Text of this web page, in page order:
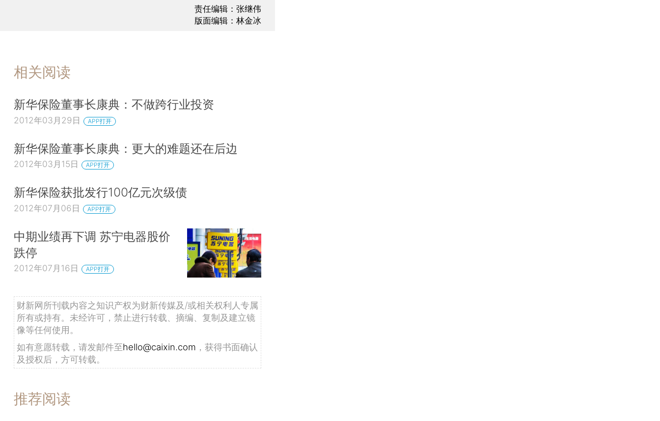
责任编辑：张继伟
版面编辑：林金冰
相关阅读
新华保险董事长康典：不做跨行业投资
2012年03月29日 APP打开
新华保险董事长康典：更大的难题还在后边
2012年03月15日 APP打开
新华保险获批发行100亿元次级债
2012年07月06日 APP打开
中期业绩再下调 苏宁电器股价
跌停
2012年07月16日 APP打开
财新网所刊载内容之知识产权为财新传媒及/或相关权利人专属
所有或持有。未经许可，禁止进行转载、摘编、复制及建立镜
像等任何使用。
如有意愿转载，请发邮件至hello@caixin.com ，获得书面确认
及授权后，方可转载。
推荐阅读